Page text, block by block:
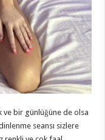
ve bir günlüğüne de olsa
seansı sizlere